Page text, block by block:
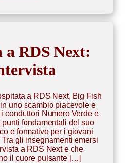
a RDS Next:
a RDS Next, Big Fish
uno scambio piacevole e
conduttori Numero Verde e
fondamentali del suo
e formativo per i giovani
gli insegnamenti emersi
a RDS Next e che
il cuore pulsante […]